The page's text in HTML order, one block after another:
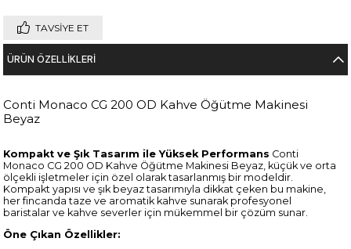
TAVSIYE ET
ÜRÜN ÖZELLIKLERI
Conti Monaco CG 200 OD Kahve Öğütme Makinesi
Beyaz
Kompakt ve Şık Tasarım ile Yüksek Performans Conti
Monaco CG 200 OD Kahve Öğütme Makinesi Beyaz, küçük ve orta
ölçekli işletmeler için özel olarak tasarlanmış bir modeldir.
Kompakt yapısı ve şık beyaz tasarımıyla dikkat çeken bu makine,
her fincanda taze ve aromatik kahve sunarak profesyonel
baristalar ve kahve severler için mükemmel bir çözüm sunar.
Öne Çıkan Özellikler: